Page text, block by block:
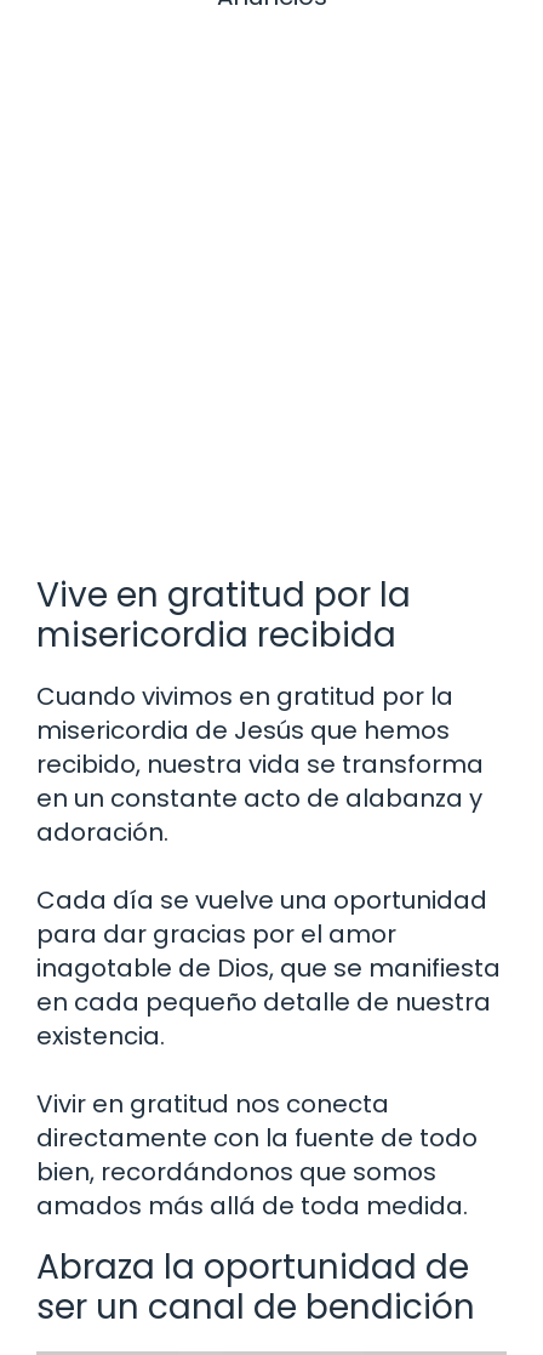
Vive en gratitud por la
misericordia recibida
Cuando vivimos en gratitud por la
misericordia de Jesús que hemos
recibido, nuestra vida se transforma
en un constante acto de alabanza y
adoración.
Cada día se vuelve una oportunidad
para dar gracias por el amor
inagotable de Dios, que se manifiesta
en cada pequeño detalle de nuestra
existencia.
Vivir en gratitud nos conecta
directamente con la fuente de todo
bien, recordándonos que somos
amados más allá de toda medida.
Abraza la oportunidad de
ser un canal de bendición